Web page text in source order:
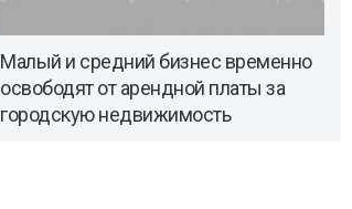
Малый и средний бизнес временно
освободят от арендной платы за
городскую недвижимость